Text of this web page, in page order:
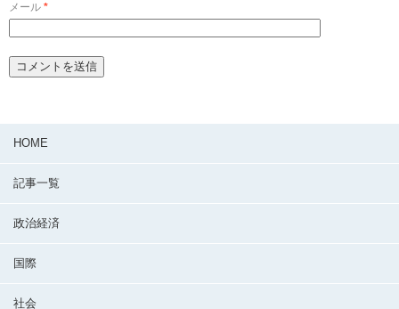
メール *
HOME
記事一覧
政治経済
国際
社会